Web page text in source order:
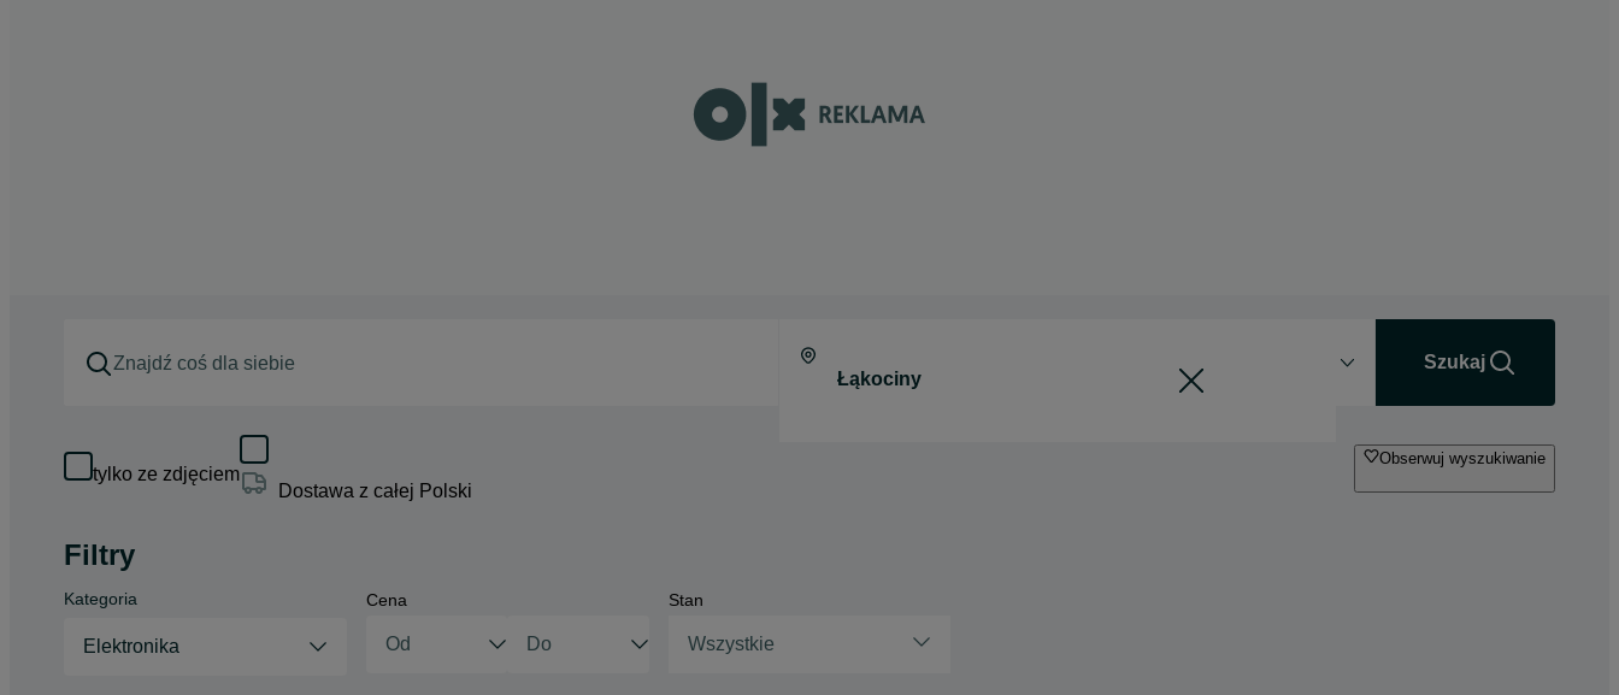
Szukaj
tylko ze zdjęciem
Dostawa z całej Polski
Obserwuj wyszukiwanie
Filtry
Kategoria
Elektronika
Cena Stan
Wszystkie